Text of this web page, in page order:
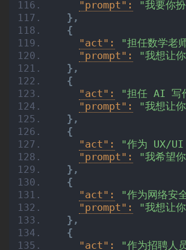
"prompt":
"我要你
} ,
{
"act":
"担任数学老
"prompt":
"我想让
} ,
{
"act":
"担任 AI 写
"prompt":
"我想让
} ,
{
"act":
"作为 UX/UI
"prompt":
"我希望
} ,
{
"act":
"作为网络安
"prompt":
"我想让
} ,
{
"act":
"作为招聘人